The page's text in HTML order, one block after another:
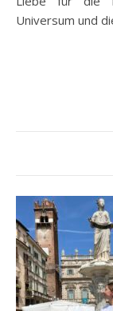
Universum und